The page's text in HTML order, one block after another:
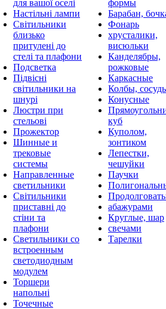
для вашої оселі
Настільні лампи
Світильники
близько
притулені до
стелі та плафони
Подсветка
Підвісні
світильники на
шнурі
Люстри при
стельові
Прожектор
Шинные и
трековые
системы
Направленные
светильники
Світильники
приставні до
стіни та
плафони
Светильники со
встроенным
светодиодным
модулем
Торшери
напольні
Точечные
формы
Барабан,
Фонарь
хрусталики,
висюльки
Канделябры,
рожковые
Каркасные
Колбы,
Конусные
куб
Куполом,
зонтиком
Лепестки,
чешуйки
Паучки
абажурами
Круглые, шар
свечами
Тарелки